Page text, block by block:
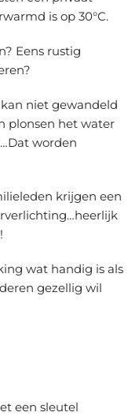
is op 30°C.
Eens rustig
niet gewandeld
plonsen het water
worden
krijgen een
wat handig is als
gezellig wil
een sleutel